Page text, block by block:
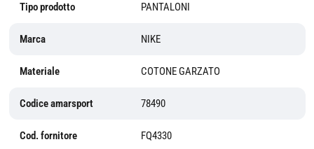
Tipo prodotto PANTALONI
Marca NIKE
Materiale COTONE GARZATO
Codice amarsport 78490
Cod. fornitore FQ4330